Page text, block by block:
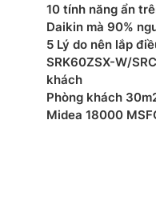
10 tính năng ẩn
Daikin mà 90%
5 Lý do nên lắp
SRK60ZSX-W/
khách
Phòng khách
Midea 18000